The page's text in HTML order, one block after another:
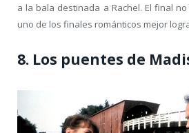
a la bala destinada a Rachel. El final
uno de los finales románticos mejor
8. Los puentes de